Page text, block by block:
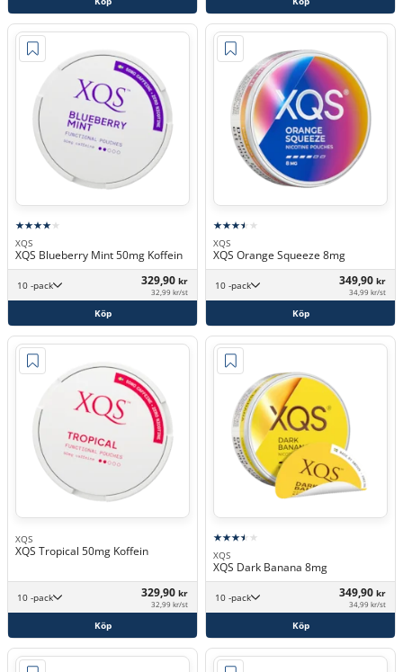
XQS
XQS Blueberry Mint 50mg Koffein
10 -pack 329,90 kr
32,99 kr/st
Köp
XQS
XQS Orange Squeeze 8mg
10 -pack 349,90 kr
34,99 kr/st
Köp
XQS
XQS Tropical 50mg Koffein
10 -pack 329,90 kr
32,99 kr/st
Köp
XQS
XQS Dark Banana 8mg
10 -pack 349,90 kr
34,99 kr/st
Köp